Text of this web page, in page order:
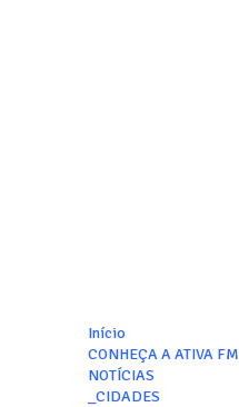
Início
CONHEÇA A ATIVA FM
NOTÍCIAS
_CIDADES